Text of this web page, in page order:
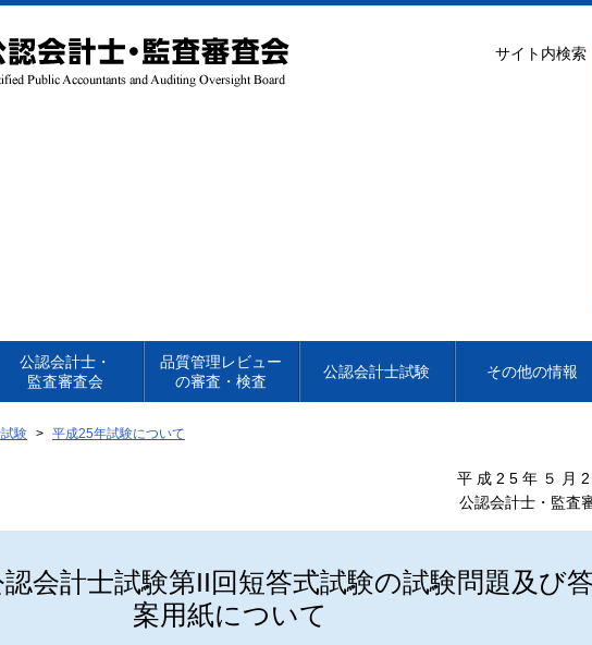
サイト内検索
公認会計士・
監査審査会
品質管理レビュー
の審査・検査
公認会計士試験 その他の情報
験 平成25年試験について
平成25年５月
公認会計士・監査
会計士試験第II回短答式試験の試験問題及び答
案用紙について